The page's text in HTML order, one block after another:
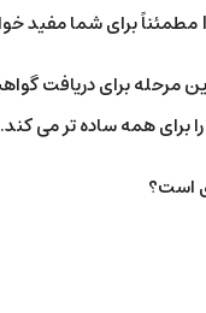
برای همه ساده تر می کند.